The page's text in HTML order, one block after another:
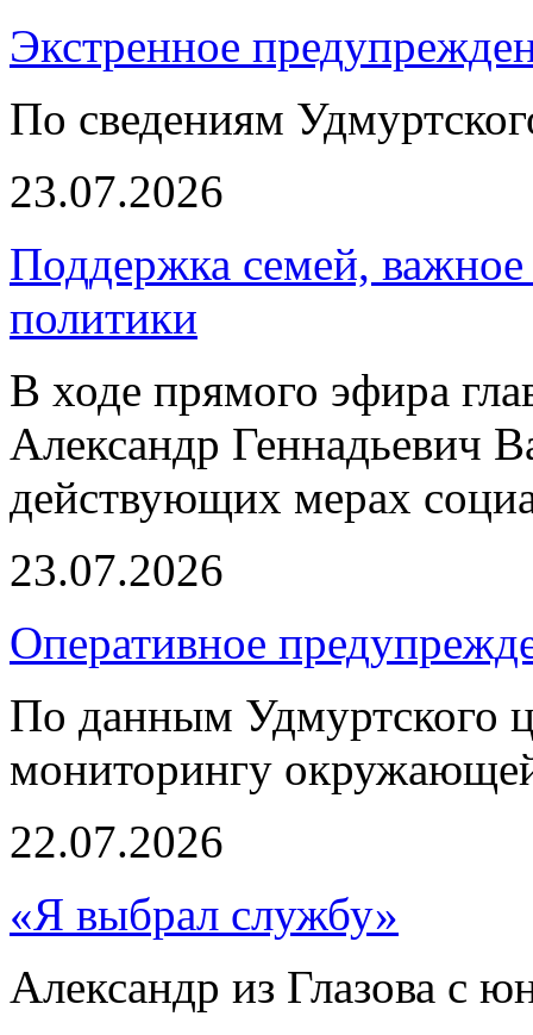
Экстренное
По сведениям
23.07.2026
Поддержка семей,
политики
В ходе прямого эфира
Александр Геннадьевич
действующих мерах
23.07.2026
Оперативное
По данным Удмуртского
мониторингу
22.07.2026
«Я выбрал службу»
Александр из Глазова с